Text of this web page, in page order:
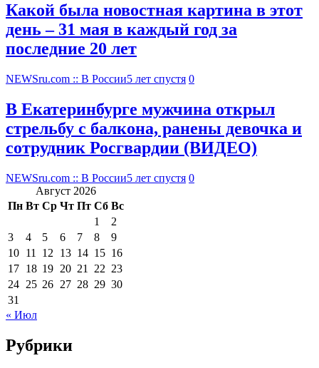
Какой была новостная картина в этот
день – 31 мая в каждый год за
последние 20 лет
NEWSru.com :: В России5 лет спустя 0
В Екатеринбурге мужчина открыл
стрельбу с балкона, ранены девочка и
сотрудник Росгвардии (ВИДЕО)
NEWSru.com :: В России5 лет спустя 0
Август 2026
Пн Вт Ср Чт Пт Сб Вс
1
2
3
4 5 6 7 8
9
10 11 12 13 14 15 16
17 18 19 20 21 22 23
24 25 26 27 28 29 30
31
« Июл
Рубрики